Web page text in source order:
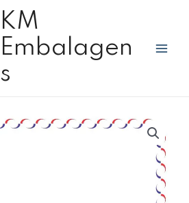
KM
Embalagen
s